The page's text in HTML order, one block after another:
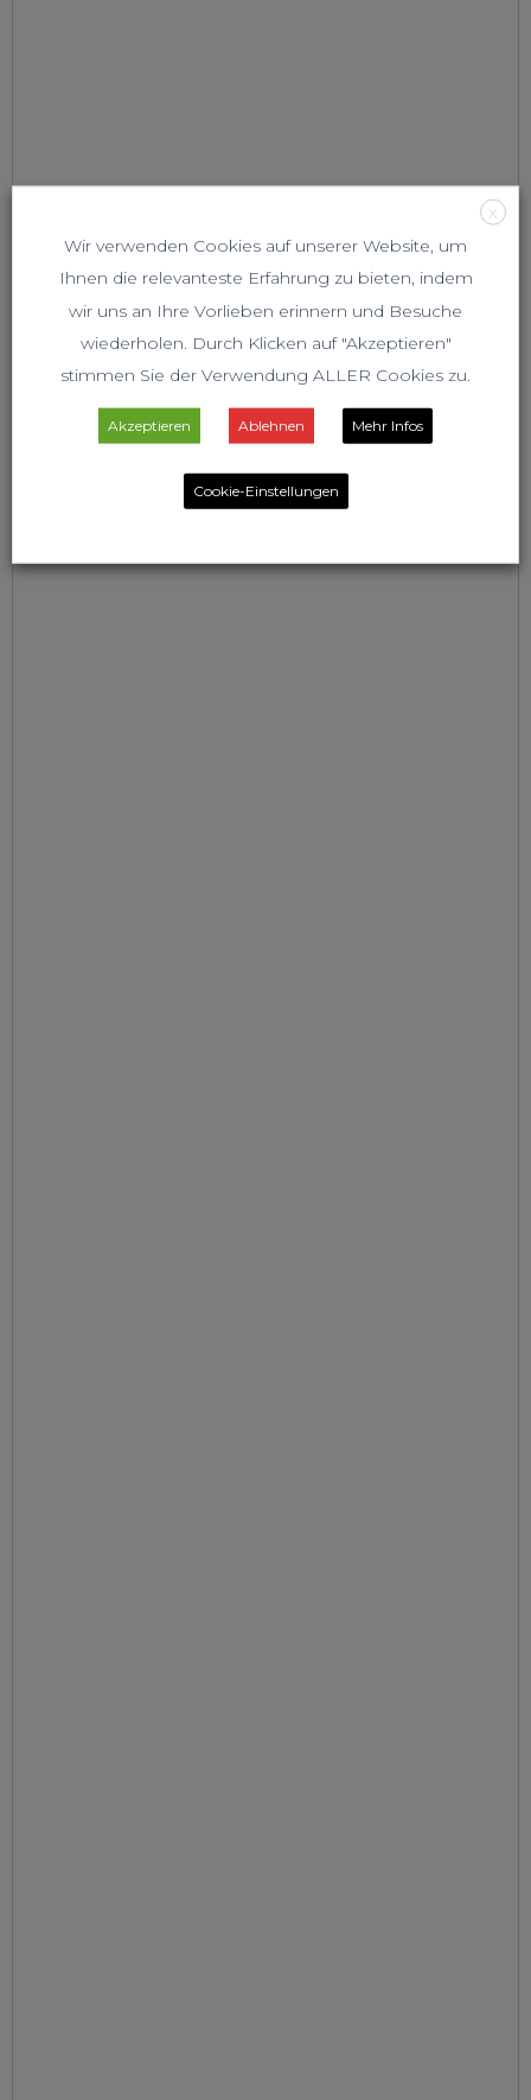
X
Wir verwenden Cookies auf unserer Website, um
Ihnen die relevanteste Erfahrung zu bieten, indem
wir uns an Ihre Vorlieben erinnern und Besuche
wiederholen. Durch Klicken auf "Akzeptieren"
stimmen Sie der Verwendung ALLER Cookies zu.
Akzeptieren Ablehnen Mehr Infos
Cookie-Einstellungen